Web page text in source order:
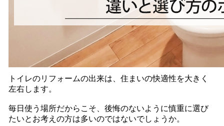
トイレのリフォームの出来は、住まいの快適性を大きく
左右します。
毎日使う場所だからこそ、後悔のないように慎重に選び
たいとお考えの方は多いのではないでしょうか。